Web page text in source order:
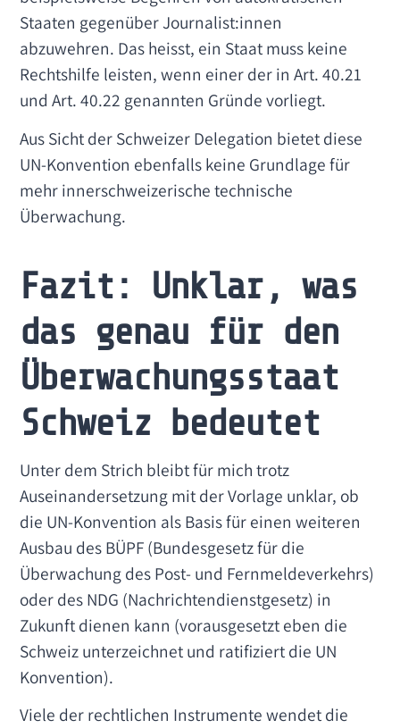
Staaten gegenüber Journalist:innen
abzuwehren. Das heisst, ein Staat muss keine
Rechtshilfe leisten, wenn einer der in Art. 40.21
und Art. 40.22 genannten Gründe vorliegt.
Aus Sicht der Schweizer Delegation bietet diese
UN-Konvention ebenfalls keine Grundlage für
mehr innerschweizerische technische
Überwachung.
Fazit: Unklar, was
das genau für den
Überwachungsstaat
Schweiz bedeutet
Unter dem Strich bleibt für mich trotz
Auseinandersetzung mit der Vorlage unklar, ob
die UN-Konvention als Basis für einen weiteren
Ausbau des BÜPF (Bundesgesetz für die
Überwachung des Post- und Fernmeldeverkehrs)
oder des NDG (Nachrichtendienstgesetz) in
Zukunft dienen kann (vorausgesetzt eben die
Schweiz unterzeichnet und ratifiziert die UN
Konvention).
Viele der rechtlichen Instrumente wendet die